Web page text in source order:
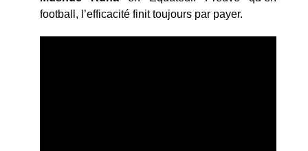
football, l’efficacité finit toujours par payer.